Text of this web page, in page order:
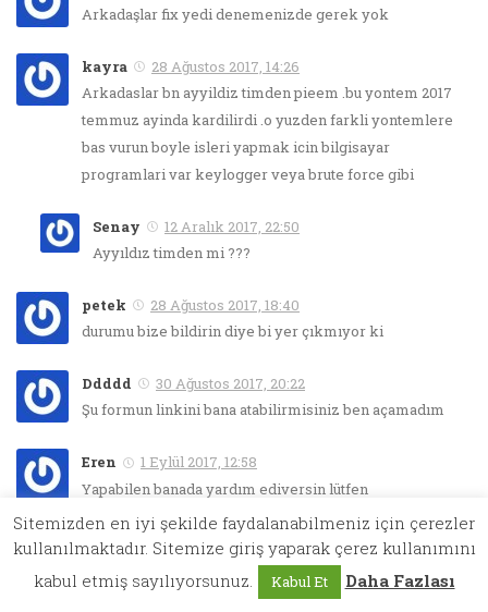
Arkadaşlar fix yedi denemenizde gerek yok
kayra
28 Ağustos 2017, 14:26
Arkadaslar bn ayyildiz timden pieem .bu yontem 2017
temmuz ayinda kardilirdi .o yuzden farkli yontemlere
bas vurun boyle isleri yapmak icin bilgisayar
programlari var keylogger veya brute force gibi
Senay
12 Aralık 2017, 22:50
Ayyıldız timden mi ???
petek
28 Ağustos 2017, 18:40
durumu bize bildirin diye bi yer çıkmıyor ki
Ddddd
30 Ağustos 2017, 20:22
Şu formun linkini bana atabilirmisiniz ben açamadım
Eren
1 Eylül 2017, 12:58
Yapabilen banada yardım ediversin lütfen
Erenasman03@gmail.com
8 Eylül 2017, 00:35
Kardeşim ben sana iki hesap versem kız kardeşime
Sitemizden en iyi şekilde faydalanabilmeniz için çerezler
kullanılmaktadır. Sitemize giriş yaparak çerez kullanımını
kabul etmiş sayılıyorsunuz.
Kabul Et Daha Fazlası